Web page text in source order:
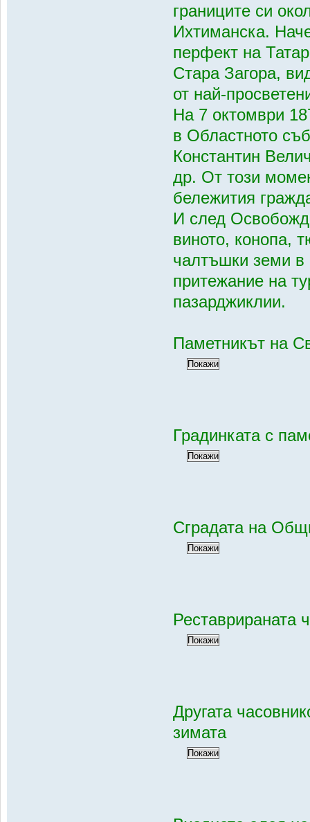
границите си
Ихтиманска.
перфект на
Стара Загора,
от най-
На 7 октомври
в Областното
Константин
др. От този
бележития
И след
виното, конопа,
чалтъшки земи в
притежание на
пазарджиклии.
Паметникът на
Градинката с
Сградата на
Реставрираната
Другата
зимата